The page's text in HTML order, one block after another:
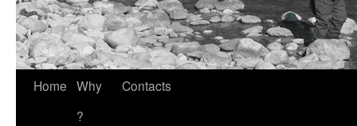
Home Why
?
Contacts